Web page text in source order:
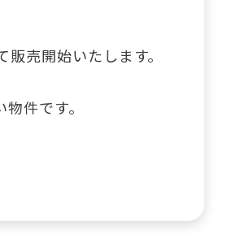
販売開始いたします。
件です。